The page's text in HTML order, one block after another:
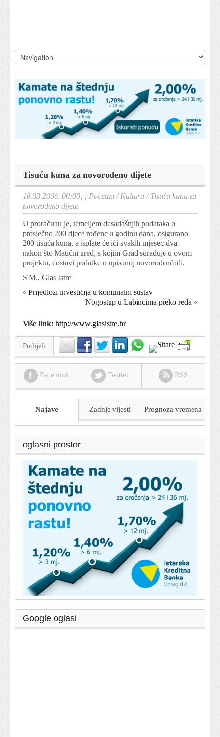
Tisuću kuna za novorođeno dijete
10.03.2006. 00:00; ; Početna /Kultura /Tisuću kuna za
novorođeno dijete
U proračunu je, temeljem dosadašnjih podataka o
prosječno 200 djece rođene u godinu dana, osigurano
200 tisuća kuna, a isplate će ići svakih mjesec-dva
nakon što Matični ured, s kojim Grad surađuje u ovom
projektu, dostavi podatke o upisanoj novorođenčadi.
S.M., Glas Istre
« Prijedlozi investicija u komunalni sustav
Nogostup u Labincima preko reda »
Više link: http://www.glasistre.hr
Podijeli
Facebook Twitter RSS
Najave Zadnje vijesti Prognoza vremena
oglasni prostor
Google oglasi